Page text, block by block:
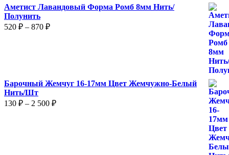
Аметист Лавандовый Форма Ромб 8мм Нить/
Полунить
520 ₽ – 870 ₽Диапазон
Барочный Жемчуг 16-17мм Цвет Жемчужно-Белый
Нить/Шт
130 ₽ – 2 500 ₽Диапазон